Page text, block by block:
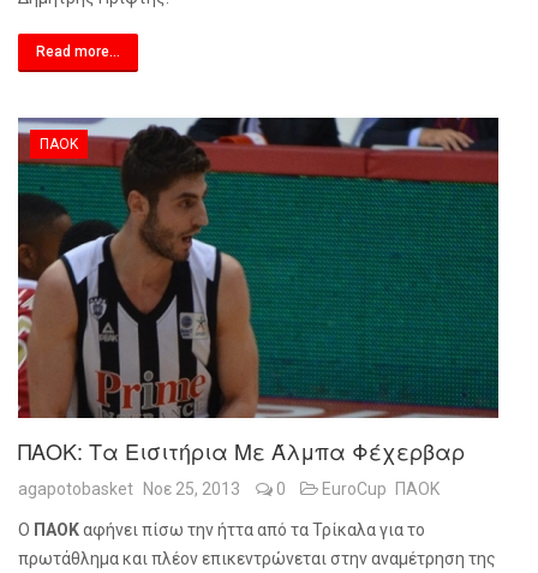
Read more...
ΠΑΟΚ
ΠΑΟΚ: Τα Εισιτήρια Με Άλμπα Φέχερβαρ
agapotobasket Νοε 25, 2013 0 EuroCup ΠΑΟΚ
Ο ΠΑΟΚαφήνει πίσω την ήττα από τα Τρίκαλα για το
πρωτάθλημα και πλέον επικεντρώνεται στην αναμέτρηση της